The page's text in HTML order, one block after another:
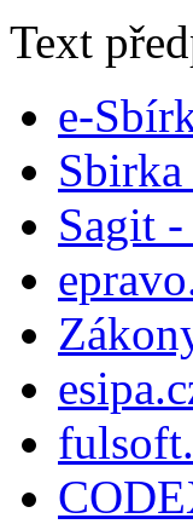
Text
e-
Sbirka
Sagit